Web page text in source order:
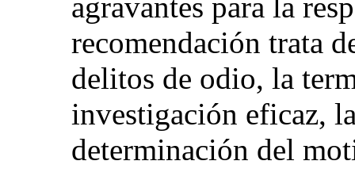
agravantes para la
recomendación trata
delitos de odio, la
investigación eficaz,
determinación del